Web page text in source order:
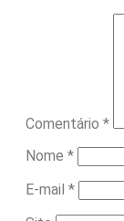
Comentário *
Nome *
E-mail *